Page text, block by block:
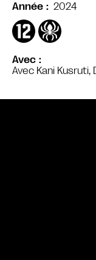
Avec
Avec Kani Kusruti,
Année
2024